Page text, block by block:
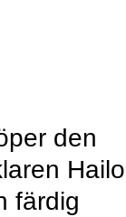
den
färdig